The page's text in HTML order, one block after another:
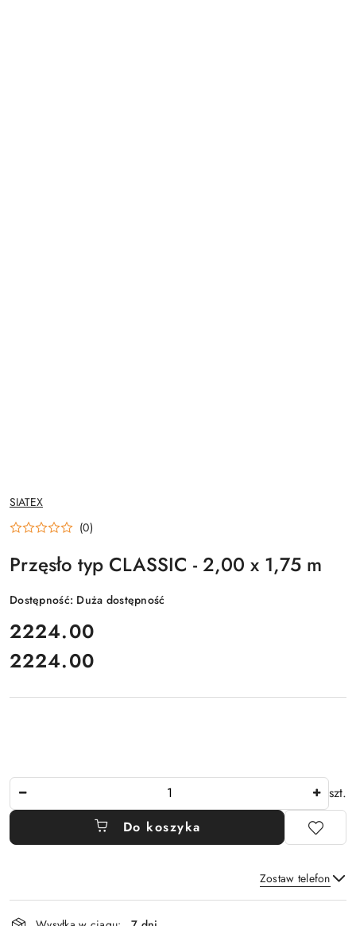
NAZWA
PRODUCENTA:
SIATEX
(0)
Przęsło typ CLASSIC - 2,00 x 1,75 m
Dostępność: Duża dostępność
cena:
2224.00
Cena:
2224.00
szt.
Do koszyka
Zostaw telefon
Dostępność